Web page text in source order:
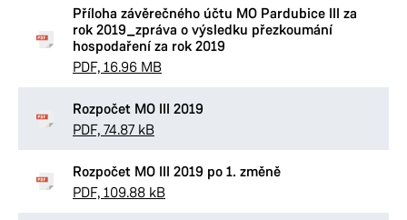
Příloha závěrečného účtu MO Pardubice III za
rok 2019_zpráva o výsledku přezkoumání
hospodaření za rok 2019
PDF, 16.96 MB
Rozpočet MO III 2019
PDF, 74.87 kB
Rozpočet MO III 2019 po 1. změně
PDF, 109.88 kB